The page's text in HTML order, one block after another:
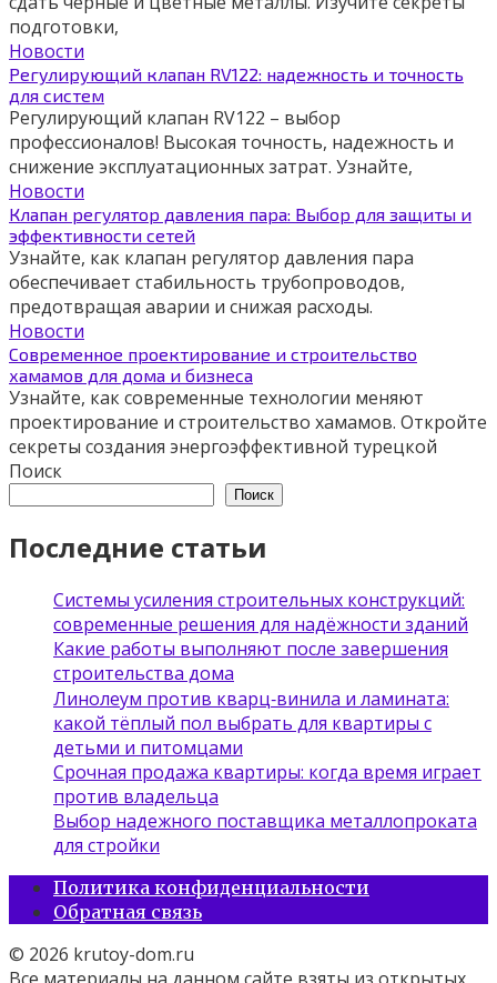
подготовки,
Новости
Регулирующий клапан RV122: надежность и точность
для систем
Регулирующий клапан RV122 – выбор
профессионалов! Высокая точность, надежность и
снижение эксплуатационных затрат. Узнайте,
Новости
Клапан регулятор давления пара: Выбор для защиты и
эффективности сетей
Узнайте, как клапан регулятор давления пара
обеспечивает стабильность трубопроводов,
предотвращая аварии и снижая расходы.
Новости
Современное проектирование и строительство
хамамов для дома и бизнеса
Узнайте, как современные технологии меняют
проектирование и строительство хамамов. Откройте
секреты создания энергоэффективной турецкой
Поиск
Поиск
Последние статьи
Системы усиления строительных конструкций:
современные решения для надёжности зданий
Какие работы выполняют после завершения
строительства дома
Линолеум против кварц‑винила и ламината:
какой тёплый пол выбрать для квартиры с
детьми и питомцами
Срочная продажа квартиры: когда время играет
против владельца
Выбор надежного поставщика металлопроката
для стройки
Политика конфиденциальности
Обратная связь
© 2026 krutoy-dom.ru